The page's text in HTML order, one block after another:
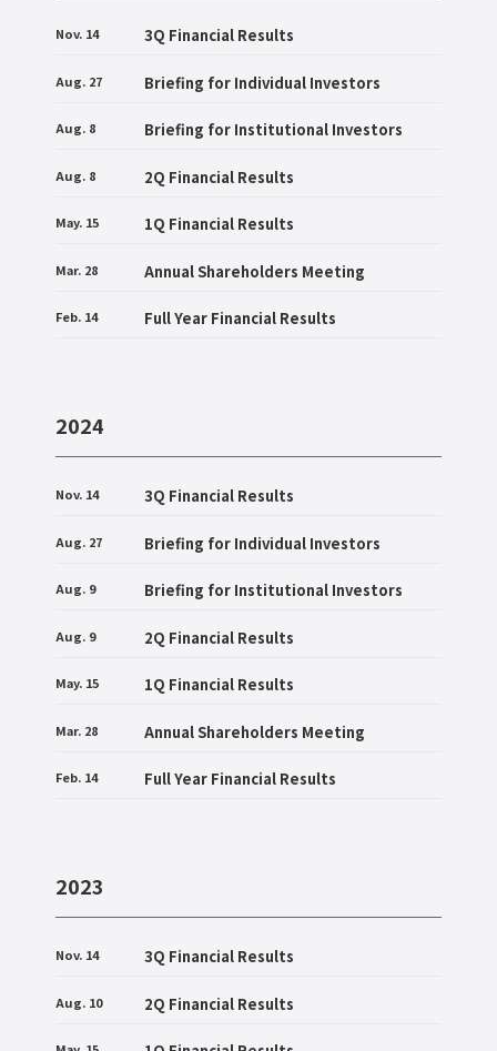
Nov. 14 3Q Financial Results
Aug. 27 Briefing for Individual Investors
Aug. 8 Briefing for Institutional Investors
Aug. 8 2Q Financial Results
May. 15 1Q Financial Results
Mar. 28 Annual Shareholders Meeting
Feb. 14 Full Year Financial Results
2024
Nov. 14 3Q Financial Results
Aug. 27 Briefing for Individual Investors
Aug. 9 Briefing for Institutional Investors
Aug. 9 2Q Financial Results
May. 15 1Q Financial Results
Mar. 28 Annual Shareholders Meeting
Feb. 14 Full Year Financial Results
2023
Nov. 14 3Q Financial Results
Aug. 10 2Q Financial Results